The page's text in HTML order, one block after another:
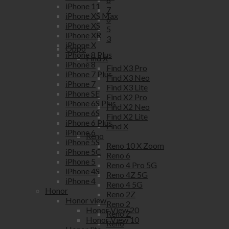
7
6
5
3
Oppo
Find X
Find X3 Pro
Find X3 Neo
Find X3 Lite
Find X2 Pro
Find X2 Neo
Find X2 Lite
Find X
Reno
Reno 10 X Zoom
Reno 6
Reno 4 Pro 5G
Reno 4Z 5G
Reno 4 5G
Reno 2Z
Reno 2
Reno Z
Reno
iPhone 11
iPhone XS Max
iPhone XS
iPhone XR
iPhone X
iPhone 8 Plus
iPhone 8
iPhone 7 Plus
iPhone 7
iPhone SE
iPhone 6S Plus
iPhone 6S
iPhone 6 Plus
iPhone 6
iPhone 5S
iPhone 5C
iPhone 5
iPhone 4S
iPhone 4
Honor
Honor view
Honor View 20
Honor View 10